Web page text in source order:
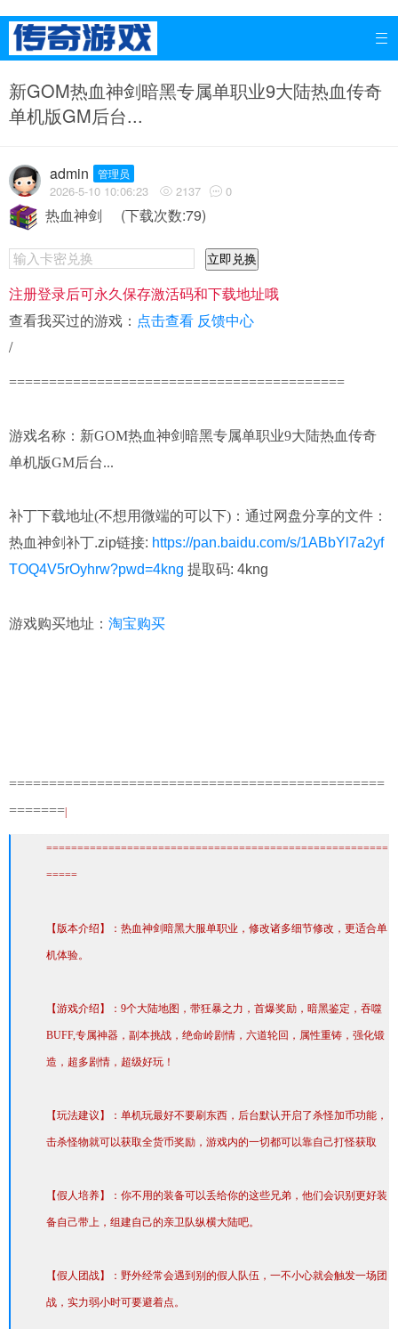

新GOM热血神剑暗黑专属单职业9大陆热血传奇
单机版GM后台...
admin 管理员
2026-5-10 10:06:23  2137  0
热血神剑 (下载次数:79)
立即兑换
注册登录后可永久保存激活码和下载地址哦
查看我买过的游戏： 点击查看 反馈中心
/
==========================================
游戏名称： 新GOM热血神剑暗黑专属单职业9大陆热血传奇
单机版GM后台...
补丁下载地址(不想用微端的可以下)： 通过网盘分享的文件：
热血神剑补丁.zip链接: https://pan.baidu.com/s/1ABbYl7a2yf
TOQ4V5rOyhrw?pwd=4kng 提取码: 4kng
游戏购买地址： 淘宝购买
===============================================
=======
=======================================================
=====
【版本介绍】：热血神剑暗黑大服单职业，修改诸多细节修改，更适合单
机体验。
【游戏介绍】：9个大陆地图，带狂暴之力，首爆奖励，暗黑鉴定，吞噬
BUFF,专属神器，副本挑战，绝命岭剧情，六道轮回，属性重铸，强化锻
造，超多剧情，超级好玩！
【玩法建议】：单机玩最好不要刷东西，后台默认开启了杀怪加币功能，
击杀怪物就可以获取全货币奖励，游戏内的一切都可以靠自己打怪获取
【假人培养】：你不用的装备可以丢给你的这些兄弟，他们会识别更好装
备自己带上，组建自己的亲卫队纵横大陆吧。
【假人团战】：野外经常会遇到别的假人队伍，一不小心就会触发一场团
战，实力弱小时可要避着点。